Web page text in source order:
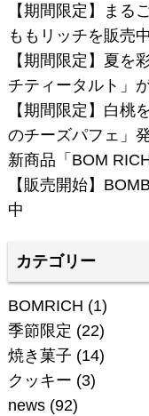
【期間限定】まる
ももリッチを販売中
【期間限定】夏を
チティータルト」
【期間限定】白桃
のチーズパフェ」
新商品「BOM
【販売開始】
中
カテゴリー
BOMRICH (1)
季節限定 (22)
焼き菓子 (14)
クッキー (3)
news(92)